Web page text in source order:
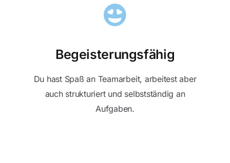
Begeisterungsfähig
Du hast Spaß an Teamarbeit, arbeitest aber
auch strukturiert und selbstständig an
Aufgaben.